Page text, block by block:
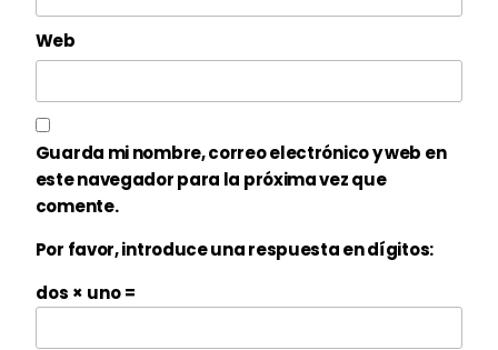
Web
Guarda mi nombre, correo electrónico y web en
este navegador para la próxima vez que
comente.
Por favor, introduce una respuesta en dígitos:
dos × uno =